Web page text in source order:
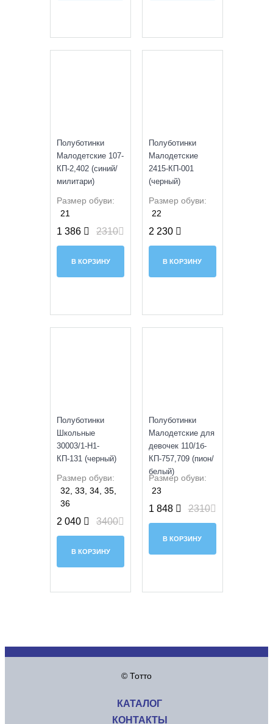
Полуботинки
Малодетские 107-
КП-2,402 (синий/
милитари)
Размер обуви:
21
1 386 2310
В КОРЗИНУ
Полуботинки
Малодетские
2415-КП-001
(черный)
Размер обуви:
22
2 230
В КОРЗИНУ
Полуботинки
Школьные
30003/1-H1-
КП-131 (черный)
Размер обуви:
32, 33, 34, 35,
36
2 040 3400
В КОРЗИНУ
Полуботинки
Малодетские для
девочек 110/1б-
КП-757,709 (пион/
белый)
Размер обуви:
23
1 848 2310
В КОРЗИНУ
© Тотто
КАТАЛОГ
КОНТАКТЫ